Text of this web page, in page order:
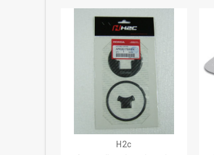
H2c